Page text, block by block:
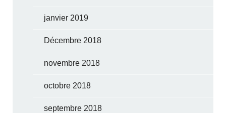
janvier 2019
Décembre 2018
novembre 2018
octobre 2018
septembre 2018